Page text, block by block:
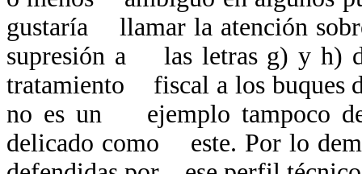
gustaría llamar la atención
supresión a las letras g) y h)
tratamiento fiscal a los buques
no es un ejemplo tampoco de
delicado como este. Por lo